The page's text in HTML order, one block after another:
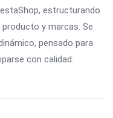
estructurando
y marcas. Se
pensado para
con calidad.